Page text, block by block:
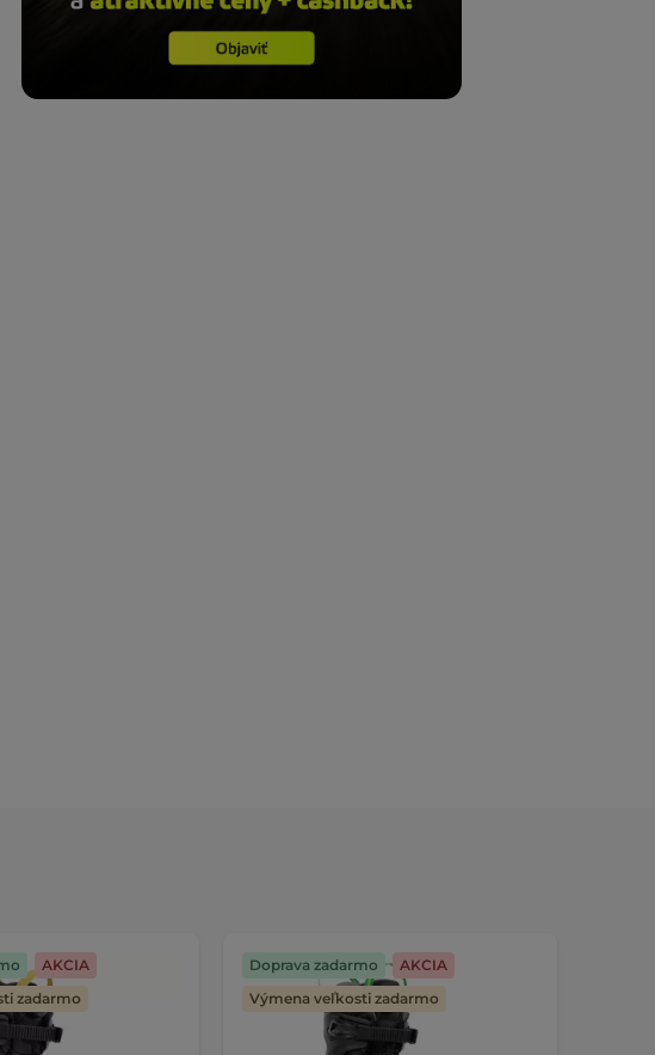
AKCIA
zadarmo
Doprava zadarmo
AKCIA
Výmena veľkosti zadarmo